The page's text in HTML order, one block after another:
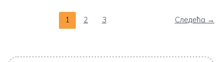
1 2 3 Следећа →